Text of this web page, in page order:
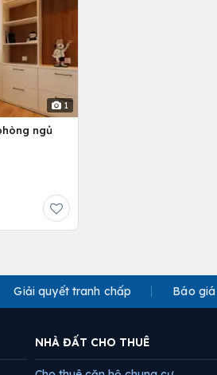
1
ngủ
Giải quyết tranh chấp Báo giá
NHÀ ĐẤT CHO THUÊ